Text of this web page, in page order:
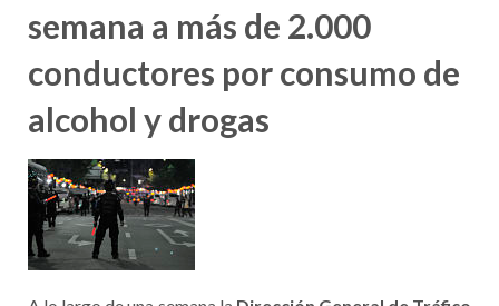
semana a más de 2.000
conductores por consumo de
alcohol y drogas